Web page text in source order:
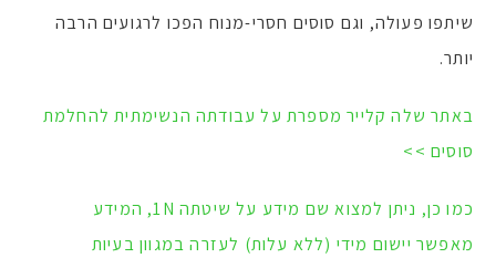
שיתפו פעולה, וגם סוסים חסרי-מנוח הפכו לרגועים הרבה
יותר.
באתר שלה קלייר מספרת על עבודתה הנשימתית להחלמת
סוסים >>
כמו כן, ניתן למצוא שם מידע על שיטתה 1N, המידע
מאפשר יישום מידי (ללא עלות) לעזרה במגוון בעיות